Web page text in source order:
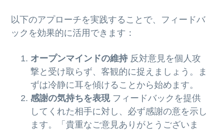
以下のアプローチを実践することで、フィードバ
ックを効果的に活用できます：
オープンマインドの維持反対意見を個人攻
撃と受け取らず、客観的に捉えましょう。ま
ずは冷静に耳を傾けることから始めます。
感謝の気持ちを表現フィードバックを提供
してくれた相手に対し、必ず感謝の意を示し
ます。「貴重なご意見ありがとうございま